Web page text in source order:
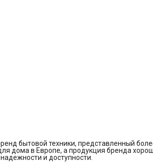
бытовой техники, представленный
дома в Европе, а продукция бренда
и доступности.